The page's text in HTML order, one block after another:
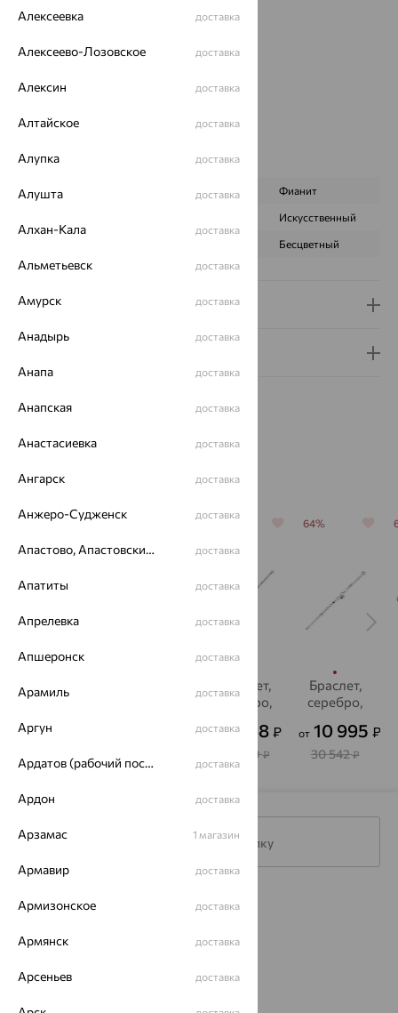
Проба:925
Вставка:Оникс
Коллекции:
Вес металла:
Характеристика вставки:
ВИД КАМНЯ Оникс Фианит
Искусственный
Бесцветный
Доставка и оплата
Похожие изделия
64%
серебро,
30 024 ₽
Браслет,
серебро,
от 9 968₽
27 689₽
64%
Браслет,
серебро,
от 10 995₽
30 542₽
Подписаться на рассылку
Каталог
Акции
Доставка
Покупателям
Алексеевка доставка
Алексеево-Лозовское доставка
Алексин доставка
Алтайское доставка
Алупка доставка
Алушта доставка
Алхан-Кала доставка
Альметьевск доставка
Амурск доставка
Анадырь доставка
Анапа доставка
Анапская доставка
Анастасиевка доставка
Ангарск доставка
Анжеро-Судженск доставка
Апастово, Апастовский район доставка
Апатиты доставка
Апрелевка доставка
Апшеронск доставка
Арамиль доставка
Аргун доставка
Ардатов (рабочий поселок) доставка
Ардон доставка
Арзамас 1 магазин
Армавир доставка
Армизонское доставка
Армянск доставка
Арсеньев доставка